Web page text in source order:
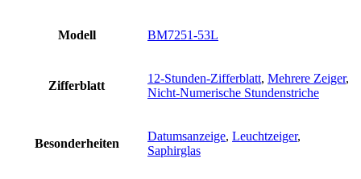
Modell BM7251-53L
Zifferblatt
12-Stunden-Zifferblatt, Mehrere Zeiger,
Nicht-Numerische Stundenstriche
Besonderheiten
Datumsanzeige, Leuchtzeiger,
Saphirglas